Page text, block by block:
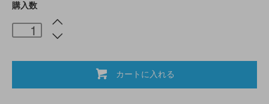
購入数
カートに入れる